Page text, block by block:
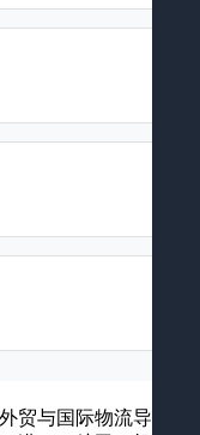
贸与国际物流导航平